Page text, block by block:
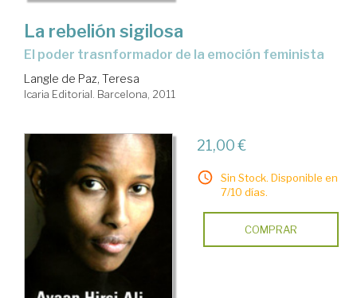
La rebelión sigilosa
el poder trasnformador de la emoción feminista
Langle de Paz, Teresa
Icaria Editorial. Barcelona, 2011
21,00 €
Sin Stock. Disponible en
7/10 días.
COMPRAR